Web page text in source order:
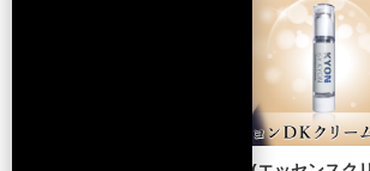
キョン先生のお肌を目指して毎日お
これからも使い続けたいクリームで